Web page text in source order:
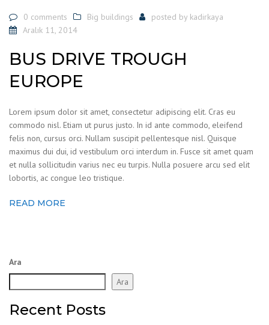
0 comments Big buildings posted by kadirkaya
Aralık 11, 2014
BUS DRIVE TROUGH
EUROPE
Lorem ipsum dolor sit amet, consectetur adipiscing elit. Cras eu
commodo nisl. Etiam ut purus justo. In id ante commodo, eleifend
felis non, cursus orci. Nullam suscipit pellentesque nisl. Quisque
maximus dui dui, id vestibulum orci interdum in. Fusce sit amet quam
et nulla sollicitudin varius nec eu turpis. Nulla posuere arcu sed elit
lobortis, ac congue leo tristique.
READ MORE
Ara
Ara
Recent Posts